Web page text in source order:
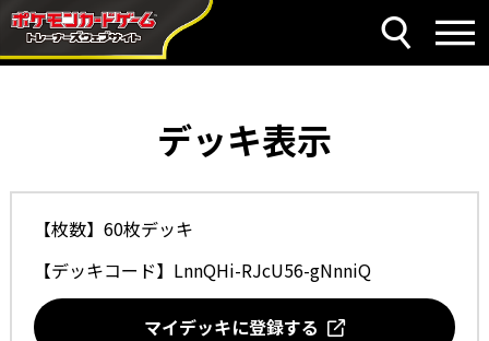
デッキ表示
【枚数】60枚デッキ
【デッキコード】 LnnQHi-RJcU56-gNnniQ
マイデッキに登録する